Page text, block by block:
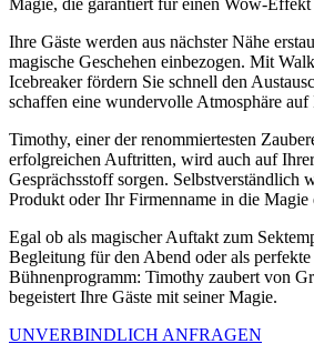
Magie, die garantiert für einen Wow-Effekt
Ihre Gäste werden aus nächster Nähe
magische Geschehen einbezogen. Mit
Icebreaker fördern Sie schnell den
schaffen eine wundervolle Atmosphäre
Timothy, einer der renommiertesten
erfolgreichen Auftritten, wird auch auf
Gesprächsstoff sorgen. Selbstverständlich
Produkt oder Ihr Firmenname in die Magie
Egal ob als magischer Auftakt zum
Begleitung für den Abend oder als
Bühnenprogramm: Timothy zaubert von
begeistert Ihre Gäste mit seiner Magie.
UNVERBINDLICH ANFRAGEN